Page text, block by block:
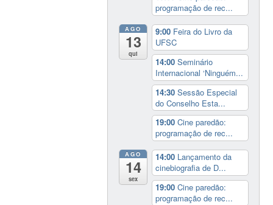
programação de rec...
AGO
13
qui
9:00 Feira do Livro da
UFSC
14:00Seminário
Internacional ‘Ninguém...
14:30Sessão Especial
do Conselho Esta...
19:00Cine paredão:
programação de rec...
AGO
14
sex
14:00 Lançamento da
cinebiografia de D...
19:00Cine paredão:
programação de rec...